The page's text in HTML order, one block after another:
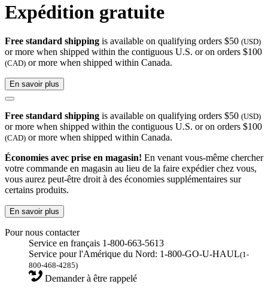
Expédition gratuite
Free standard shipping is available on qualifying orders $50 (USD)
or more when shipped within the contiguous U.S. or on orders $100
(CAD) or more when shipped within Canada.
En savoir plus
Free standard shipping is available on qualifying orders $50 (USD)
or more when shipped within the contiguous U.S. or on orders $100
(CAD) or more when shipped within Canada.
Économies avec prise en magasin! En venant vous-même chercher
votre commande en magasin au lieu de la faire expédier chez vous,
vous aurez peut-être droit à des économies supplémentaires sur
certains produits.
En savoir plus
Pour nous contacter
Service en français 1-800-663-5613
Service pour l'Amérique du Nord: 1-800-GO-U-HAUL(1-
800-468-4285)
Demander à être rappelé